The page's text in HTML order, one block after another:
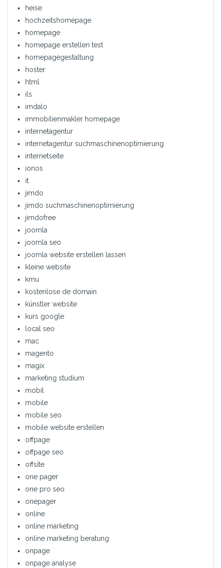
heise
hochzeitshomepage
homepage
homepage erstellen test
homepagegestaltung
hoster
html
ils
imdalo
immobilienmakler homepage
internetagentur
internetagentur suchmaschinenoptimierung
internetseite
ionos
it
jimdo
jimdo suchmaschinenoptimierung
jimdofree
joomla
joomla seo
joomla website erstellen lassen
kleine website
kmu
kostenlose de domain
künstler website
kurs google
local seo
mac
magento
magix
marketing studium
mobil
mobile
mobile seo
mobile website erstellen
offpage
offpage seo
offsite
one pager
one pro seo
onepager
online
online marketing
online marketing beratung
onpage
onpage analyse